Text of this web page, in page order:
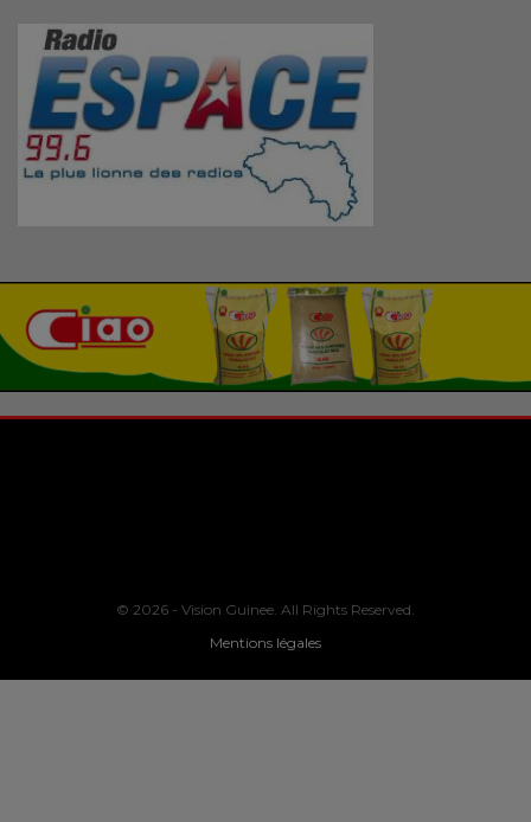
© 2026 - Vision Guinee. All Rights Reserved.
Mentions légales